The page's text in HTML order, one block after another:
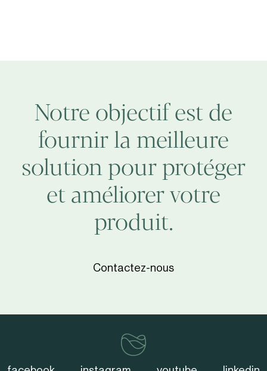
Notre objectif est de
fournir la meilleure
solution pour protéger
et améliorer votre
produit.
Contactez-nous
vinventions